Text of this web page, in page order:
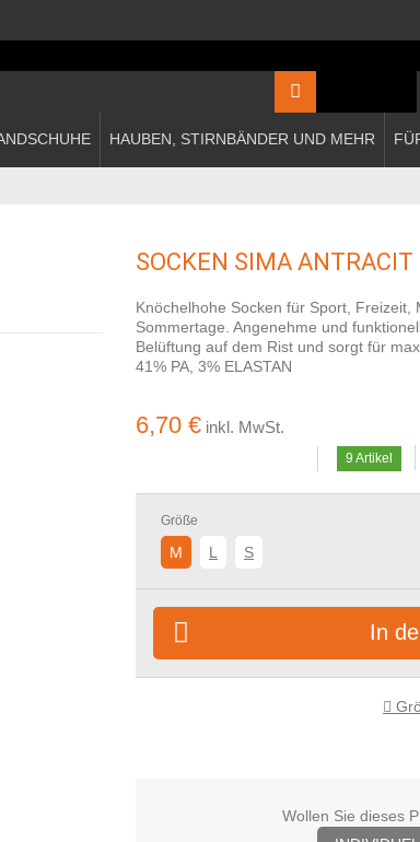
HAUBEN, STIRNBÄNDER UND MEHR
SOCKEN SIMA ANTRACIT
Knöchelhohe Socken für Sport,
Sommertage. Angenehme und
Belüftung auf dem Rist und sorgt für
41% PA, 3% ELASTAN
6,70 € inkl. MwSt.
9 Artikel
Größe
M L S
In
Wollen Sie dieses